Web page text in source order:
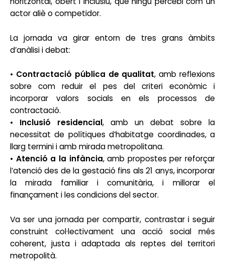
actor aliè o competidor.
La jornada va girar entorn de tres grans àmbits
d’anàlisi i debat:
• Contractació pública de qualitat, amb reflexions
sobre com reduir el pes del criteri econòmic i
incorporar valors socials en els processos de
contractació.
• Inclusió residencial, amb un debat sobre la
necessitat de polítiques d’habitatge coordinades, a
llarg termini i amb mirada metropolitana.
• Atenció a la infància, amb propostes per reforçar
l’atenció des de la gestació fins als 21 anys, incorporar
la mirada familiar i comunitària, i millorar el
finançament i les condicions del sector.
Va ser una jornada per compartir, contrastar i seguir
construint col·lectivament una acció social més
coherent, justa i adaptada als reptes del territori
metropolità.